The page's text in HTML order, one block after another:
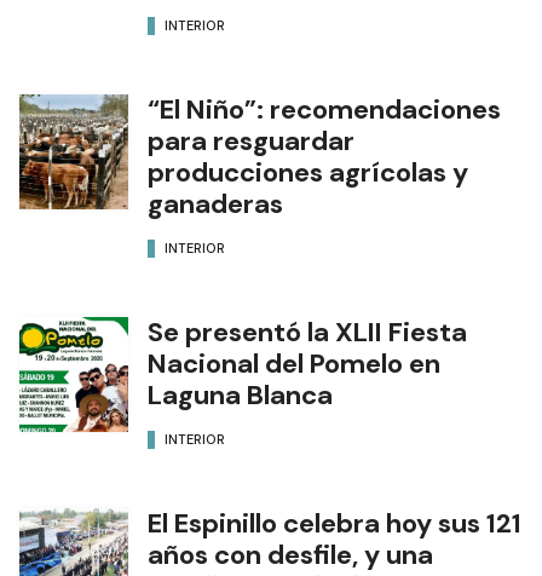
INTERIOR
“El Niño”: recomendaciones
para resguardar
producciones agrícolas y
ganaderas
INTERIOR
Se presentó la XLII Fiesta
Nacional del Pomelo en
Laguna Blanca
INTERIOR
El Espinillo celebra hoy sus 121
años con desfile, y una